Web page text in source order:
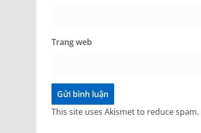
Trang web
This site uses Akismet to reduce spam.